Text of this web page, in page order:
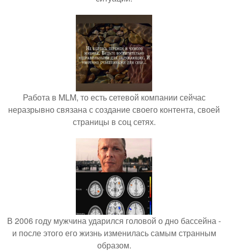
Работа в MLM, то есть сетевой компании сейчас
неразрывно связана с создание своего контента, своей
страницы в соц сетях.
В 2006 году мужчина ударился головой о дно бассейна -
и после этого его жизнь изменилась самым странным
образом.